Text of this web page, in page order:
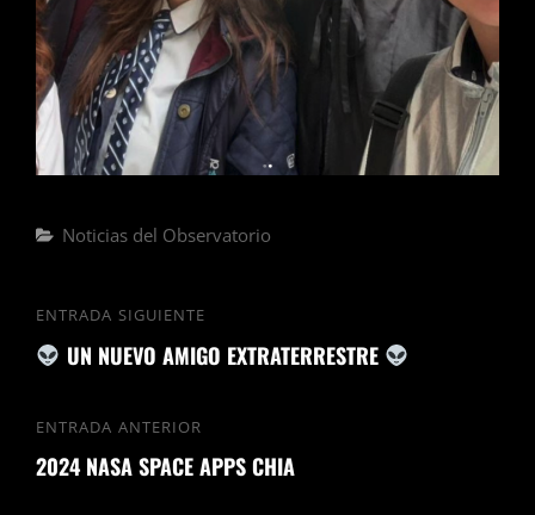
Noticias del Observatorio
ENTRADA ANTERIOR
2024 NASA SPACE APPS CHIA
ENTRADA SIGUIENTE
UN NUEVO AMIGO EXTRATERRESTRE